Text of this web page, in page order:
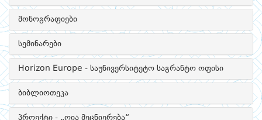
მონოგრაფიები
სემინარები
Horizon Europe - საუნივერსიტეტო საგრანტო ოფისი
ბიბლიოთეკა
პროექტი - „ღია მეცნიერება“